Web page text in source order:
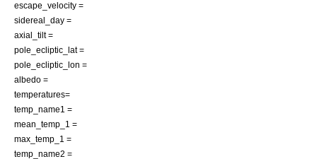
escape_velocity =
sidereal_day =
axial_tilt =
pole_ecliptic_lat =
pole_ecliptic_lon =
albedo =
temperatures=
temp_name1 =
mean_temp_1 =
max_temp_1 =
temp_name2 =